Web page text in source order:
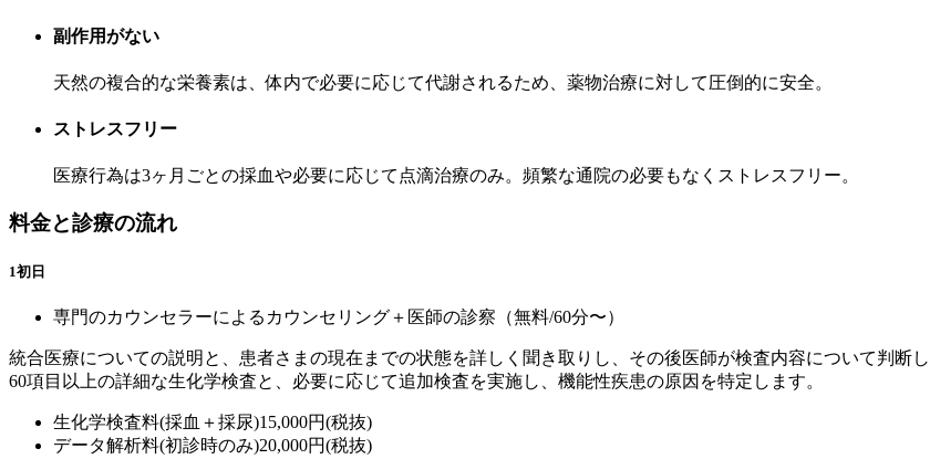
副作用がない
天然の複合的な栄養素は、体内で必要に応じて代謝されるため、薬物治療に対して圧倒的に安全。
ストレスフリー
医療行為は3ヶ月ごとの採血や必要に応じて点滴治療のみ。頻繁な通院の必要もなくストレスフリー。
料金と診療の流れ
1初日
専門のカウンセラーによるカウンセリング＋医師の診察（無料/60分〜）
統合医療についての説明と、患者さまの現在までの状態を詳しく聞き取りし、その後医師が検査内容について判断
60項目以上の詳細な生化学検査と、必要に応じて追加検査を実施し、機能性疾患の原因を特定します。
生化学検査料(採血＋採尿)15,000円(税抜)
データ解析料(初診時のみ)20,000円(税抜)